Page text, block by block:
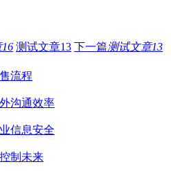
测试文章13 下一篇测试文章13
流程
沟通效率
信息安全
制未来